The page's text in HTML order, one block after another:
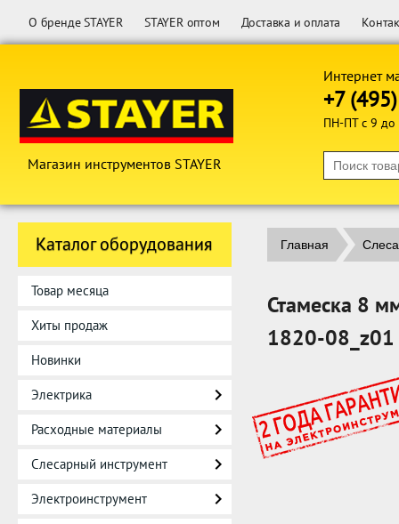
О бренде STAYER STAYER оптом Доставка и оплата
Магазин инструментов STAYER
Интернет
+7
ПН-ПТ с 9 до
Каталог оборудования
Товар месяца
Хиты продаж
Новинки
Электрика
Расходные материалы
Слесарный инструмент
Электроинструмент
Главная
Стамеска 8
1820-08_z01